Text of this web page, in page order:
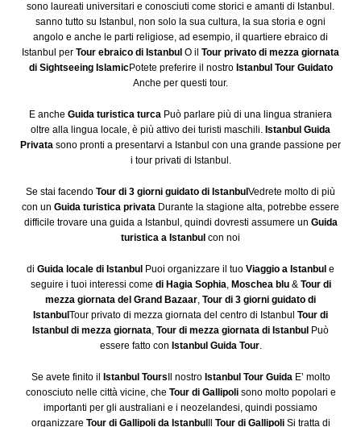
sono laureati universitari e conosciuti come storici e amanti di Istanbul.
sanno tutto su Istanbul, non solo la sua cultura, la sua storia e ogni
angolo e anche le parti religiose, ad esempio, il quartiere ebraico di
Istanbul per Tour ebraico di Istanbul O il Tour privato di mezza giornata
di Sightseeing IslamicPotete preferire il nostro Istanbul Tour Guidato
Anche per questi tour.
E anche Guida turistica turca Può parlare più di una lingua straniera
oltre alla lingua locale, è più attivo dei turisti maschili. Istanbul Guida
Privata sono pronti a presentarvi a Istanbul con una grande passione per
i tour privati di Istanbul.
Se stai facendo Tour di 3 giorni guidato di Istanbul Vedrete molto di più
con un Guida turistica privata Durante la stagione alta, potrebbe essere
difficile trovare una guida a Istanbul, quindi dovresti assumere un Guida
turistica a Istanbul con noi
di Guida locale di Istanbul Puoi organizzare il tuo Viaggio a Istanbul e
seguire i tuoi interessi come di Hagia Sophia, Moschea blu& Tour di
mezza giornata del Grand Bazaar, Tour di 3 giorni guidato di
Istanbul Tour privato di mezza giornata del centro di Istanbul Tour di
Istanbul di mezza giornata, Tour di mezza giornata di Istanbul Può
essere fatto con Istanbul Guida Tour.
Se avete finito il Istanbul Tours Il nostro Istanbul Tour GuidaE’ molto
conosciuto nelle città vicine, che Tour di Gallipolisono molto popolari e
importanti per gli australiani e i neozelandesi, quindi possiamo
organizzare Tour di Gallipoli da Istanbul Tour di GallipoliSi tratta di